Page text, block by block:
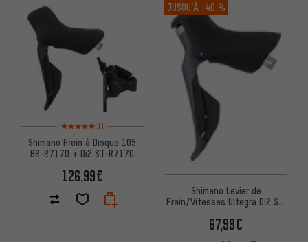
Note moyenne : 5 sur 5 d'après 1 avis
(1)
Shimano Frein à Disque 105
BR-R7170 + Di2 ST-R7170
126,99€
JUSQU’À -40 %
Shimano Levier de
Frein/Vitesses Ultegra Di2 STI
67,99€